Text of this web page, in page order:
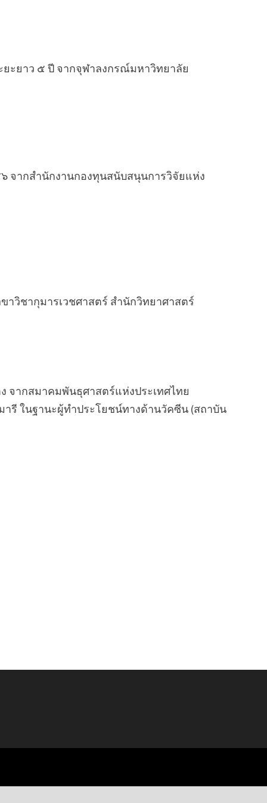
ะยาว ๕ ปี จากจุฬาลงกรณ์มหาวิทยาลัย
จากสำนักงานกองทุนสนับสนุนการวิจัยแห่ง
วิชากุมารเวชศาสตร์ สำนักวิทยาศาสตร์
จากสมาคมพันธุศาสตร์แห่งประเทศไทย
รี ในฐานะผู้ทำประโยชน์ทางด้านวัคซีน (สถาบัน